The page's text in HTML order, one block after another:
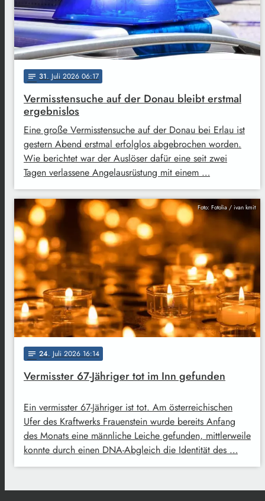
notes 31. Juli 2026 06:17
Vermisstensuche auf der Donau bleibt erstmal
ergebnislos
Eine große Vermisstensuche auf der Donau bei Erlau ist
gestern Abend erstmal erfolglos abgebrochen worden.
Wie berichtet war der Auslöser dafür eine seit zwei
Tagen verlassene Angelausrüstung mit einem …
Foto: Fotolia / ivan kmit
notes 24. Juli 2026 16:14
Vermisster 67-Jähriger tot im Inn gefunden
Ein vermisster 67-Jähriger ist tot. Am österreichischen
Ufer des Kraftwerks Frauenstein wurde bereits Anfang
des Monats eine männliche Leiche gefunden, mittlerweile
konnte durch einen DNA-Abgleich die Identität des …